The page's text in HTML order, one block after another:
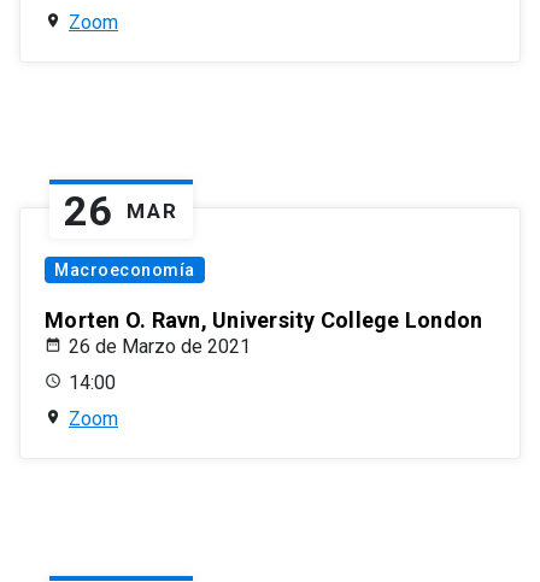
Zoom
26 MAR
Macroeconomía
Morten O. Ravn, University College London
26 de Marzo de 2021
14:00
Zoom